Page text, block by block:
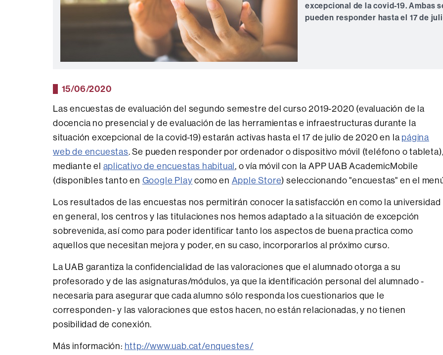
excepcional de la covid-19. Ambas
pueden responder hasta el 17 de
15/06/2020
Las encuestas de evaluación del segundo semestre del curso 2019-2020 (evaluación de la
docencia no presencial y de evaluación de las herramientas e infraestructuras durante la
situación excepcional de la covid-19) estarán activas hasta el 17 de julio de 2020 en la página
web de encuestas. Se pueden responder por ordenador o dispositivo móvil (teléfono o tableta),
mediante el aplicativo de encuestas habitual, o vía móvil con la APP UAB AcademicMobile
(disponibles tanto en Google Playcomo en Apple Store) seleccionando "encuestas" en el
Los resultados de las encuestas nos permitirán conocer la satisfacción en como la universidad
en general, los centros y las titulaciones nos hemos adaptado a la situación de excepción
sobrevenida, así como para poder identificar tanto los aspectos de buena practica como
aquellos que necesitan mejora y poder, en su caso, incorporarlos al próximo curso.
La UAB garantiza la confidencialidad de las valoraciones que el alumnado otorga a su
profesorado y de las asignaturas/módulos, ya que la identificación personal del alumnado -
necesaria para asegurar que cada alumno sólo responda los cuestionarios que le
corresponden- y las valoraciones que estos hacen, no están relacionadas, y no tienen
posibilidad de conexión.
Más información: http://www.uab.cat/enquestes/